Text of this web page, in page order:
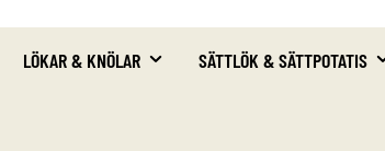
LÖKAR & KNÖLAR SÄTTLÖK & SÄTTPOTATIS